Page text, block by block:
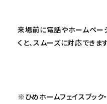
来場前に電話やホームペー
くと、スムーズに対応できま
※ひめホームフェイスブック